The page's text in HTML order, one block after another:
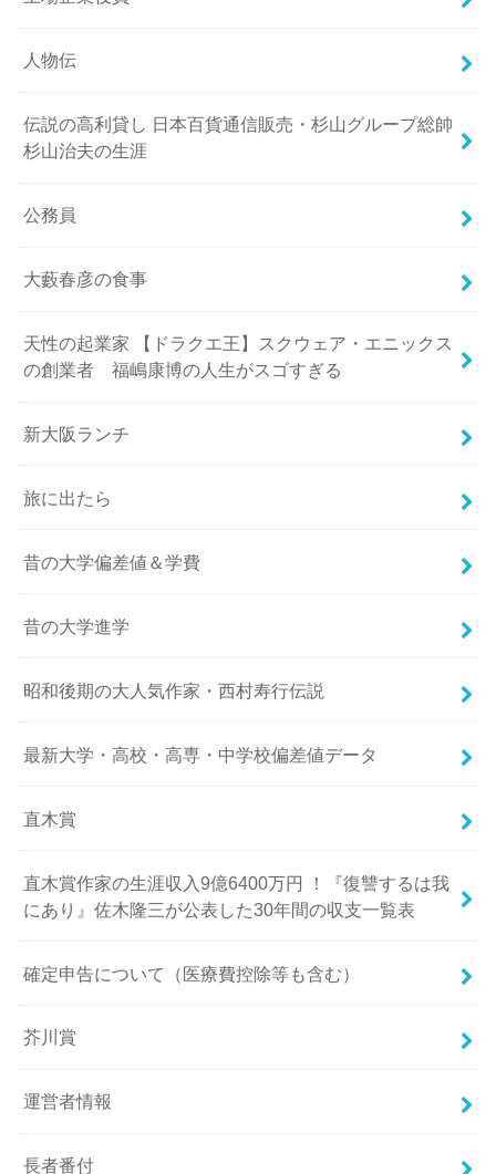
人物伝
伝説の高利貸し 日本百貨通信販売・杉山グループ総帥
杉山治夫の生涯
公務員
大藪春彦の食事
天性の起業家 【ドラクエ王】スクウェア・エニックス
の創業者 福嶋康博の人生がスゴすぎる
新大阪ランチ
旅に出たら
昔の大学偏差値＆学費
昔の大学進学
昭和後期の大人気作家・西村寿行伝説
最新大学・高校・高専・中学校偏差値データ
直木賞
直木賞作家の生涯収入9億6400万円 ！『復讐するは我
にあり』佐木隆三が公表した30年間の収支一覧表
確定申告について（医療費控除等も含む）
芥川賞
運営者情報
長者番付